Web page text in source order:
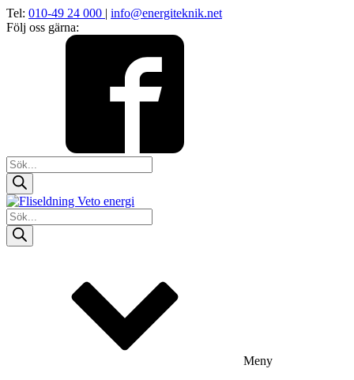
Tel: 010-49 24 000 | info@energiteknik.net
Följ oss gärna:
Products
search
Products
search
Meny